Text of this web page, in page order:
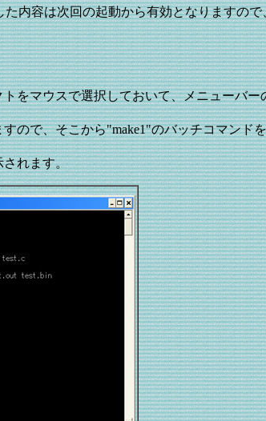
容は次回の起動から有効となりますの
マウスで選択しておいて、メニューバ
で、そこから"make1"のバッチコマンド
れます。